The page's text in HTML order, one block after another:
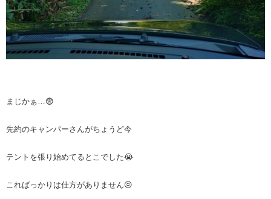
まじかぁ…😨
先約のキャンパーさんがちょうど今
テントを張り始めてるとこでした😭
こればっかりは仕方がありません😣